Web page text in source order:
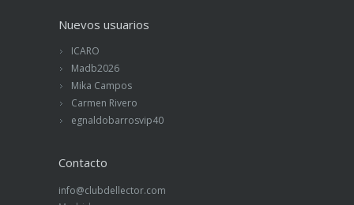
Nuevos usuarios
ICARO
Madb2026
Mika Campos
Carmen Rivero
egnaldobarrosvip40
Contacto
info@clubdellector.com